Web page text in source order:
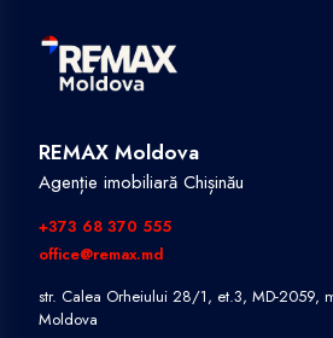
REMAX Moldova
Agenție imobiliară Chișinău
+373 68 370 555
office@remax.md
str. Calea Orheiului 28/1, et.3, MD-2059,
Moldova